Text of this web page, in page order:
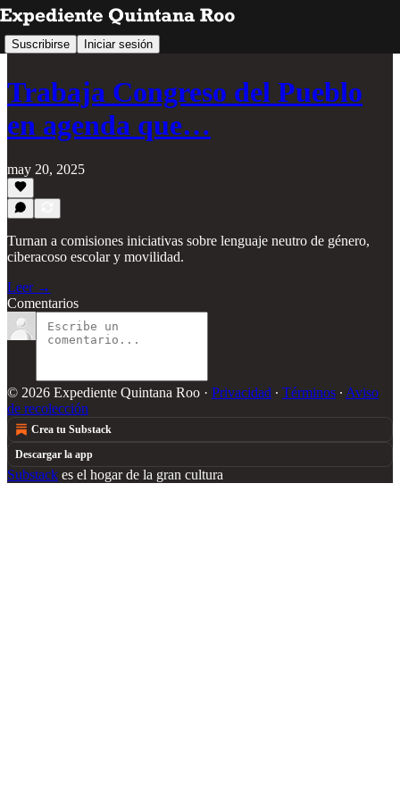
Suscribirse Iniciar sesión
Trabaja Congreso del Pueblo
en agenda que…
may 20, 2025
Turnan a comisiones iniciativas sobre lenguaje neutro de género,
ciberacoso escolar y movilidad.
Leer →
Comentarios
© 2026 Expediente Quintana Roo · Privacidad ∙ Términos ∙ Aviso
de recolección
Crea tu Substack
Descargar la app
Substack es el hogar de la gran cultura